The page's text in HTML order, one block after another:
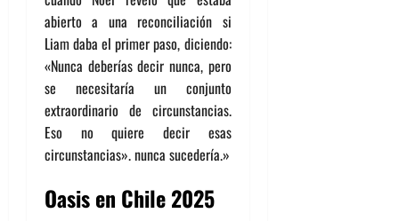
abierto a una reconciliación si
Liam daba el primer paso, diciendo:
«Nunca deberías decir nunca, pero
se necesitaría un conjunto
extraordinario de circunstancias.
Eso no quiere decir esas
circunstancias». nunca sucedería.»
Oasis en Chile 2025